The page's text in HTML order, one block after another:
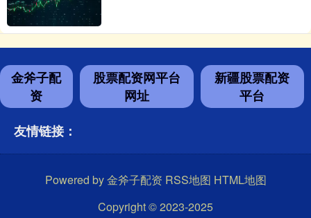
金斧子配
资
股票配资网平台
网址
新疆股票配资
平台
友情链接：
Powered by金斧子配资 RSS地图 HTML地图
Copyright© 2023-2025